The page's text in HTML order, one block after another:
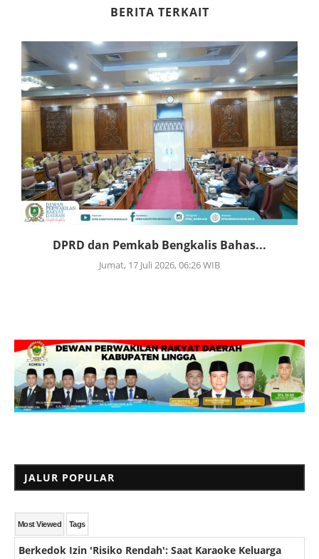
BERITA TERKAIT
DPRD dan Pemkab Bengkalis Bahas...
Jumat, 17 Juli 2026, 06:26 WIB
JALUR POPULAR
Most Viewed Tags
Berkedok Izin 'Risiko Rendah': Saat Karaoke Keluarga